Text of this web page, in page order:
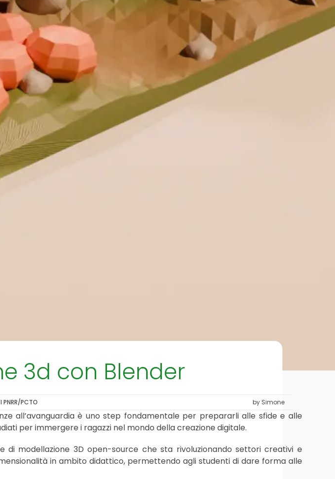
3d con Blender
PNRR/PCTO by Simone
all’avanguardia è uno step fondamentale per prepararli alle sfide e alle
per immergere i ragazzi nel mondo della creazione digitale.
di modellazione 3D open-source che sta rivoluzionando settori creativi e
in ambito didattico, permettendo agli studenti di dare forma alle